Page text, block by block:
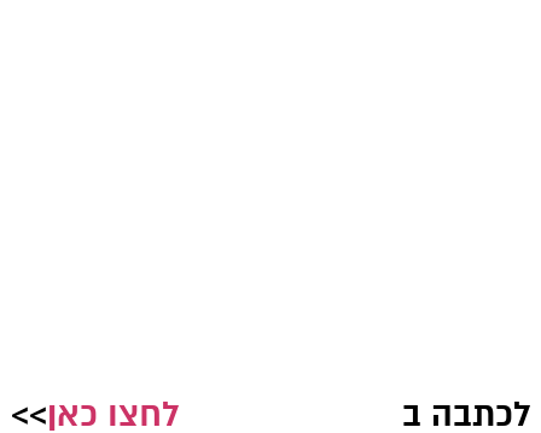
לכתבה ב לחצו כאן>>